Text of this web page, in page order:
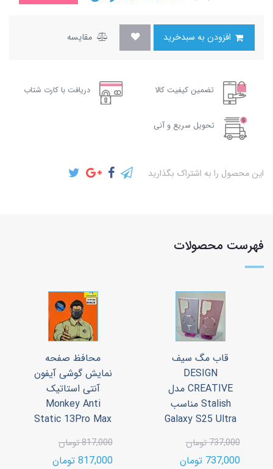
مقایسه
تضمین کیفیت کالا دریافت با کارت شتاب
تحویل سریع و آنی
این محصول را به اشتراک بگذارید
فهرست محصولات
قاب مگ سیف
DESIGN
CREATIVE مدل
Stalish مناسب
Galaxy S25 Ultra
737,000 تومان
737,000 تومان
محافظ صفحه
نمایش گوشی آیفون
آنتی استاتیک
Monkey Anti
Static 13Pro Max
817,000 تومان
817,000 تومان